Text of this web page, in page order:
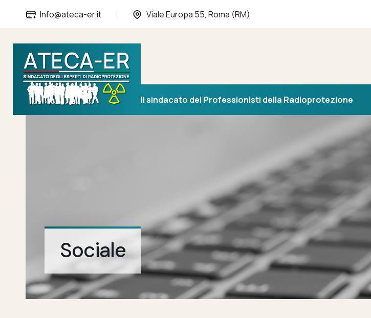
Info@ateca-er.it Viale Europa 55, Roma (RM)
Il sindacato dei Professionisti della Radioprotezione
Sociale